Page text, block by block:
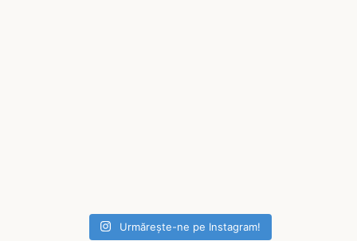
Urmărește-ne pe Instagram!